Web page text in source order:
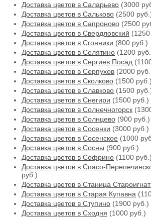
Доставка цветов в Саларьево (3000
Доставка цветов в Сальково (2500
Доставка цветов в Сапроново (2500
Доставка цветов в Свердловский
Доставка цветов в Сгонники (800 руб.)
Доставка цветов в Селятино (1200
Доставка цветов в Сергиев Посад
Доставка цветов в Серпухов (2000
Доставка цветов в Сколково (1500 руб.)
Доставка цветов в Славково (1500
Доставка цветов в Снегири (1500 руб.)
Доставка цветов в Солнечногорск
Доставка цветов в Солнцево (900 руб.)
Доставка цветов в Сосенки (3000 руб.)
Доставка цветов в Сосенское (1000
Доставка цветов в Сосны (900 руб.)
Доставка цветов в Софрино (1100 руб.)
Доставка цветов в Спасо-
руб.)
Доставка цветов в Станица
Доставка цветов в Старая Купавна
Доставка цветов в Ступино (1900 руб.)
Доставка цветов в Сходня (1000 руб.)